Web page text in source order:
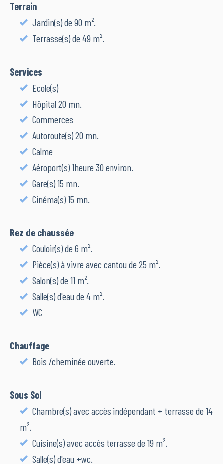
Terrain
Jardin(s) de 90 m².
Terrasse(s) de 49 m².
Services
Ecole(s)
Hôpital 20 mn.
Commerces
Autoroute(s) 20 mn.
Calme
Aéroport(s) 1heure 30 environ.
Gare(s) 15 mn.
Cinéma(s) 15 mn.
Rez de chaussée
Couloir(s) de 6 m².
Pièce(s) à vivre avec cantou de 25 m².
Salon(s) de 11 m².
Salle(s) d'eau de 4 m².
WC
Chauffage
Bois /cheminée ouverte.
Sous Sol
Chambre(s) avec accès indépendant + terrasse de 14
m².
Cuisine(s) avec accès terrasse de 19 m².
Salle(s) d'eau +wc.